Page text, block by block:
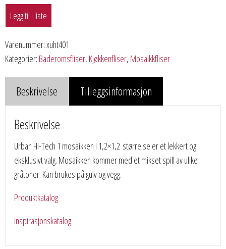
Legg til i liste
Varenummer:xuht401
Kategorier: Baderomsfliser, Kjøkkenfliser, Mosaikkfliser
Beskrivelse Tilleggsinformasjon
Beskrivelse
Urban Hi-Tech 1 mosaikken i 1,2×1,2 størrelse er et lekkert og
eksklusivt valg. Mosaikken kommer med et mikset spill av ulike
gråtoner. Kan brukes på gulv og vegg.
Produktkatalog
Inspirasjonskatalog